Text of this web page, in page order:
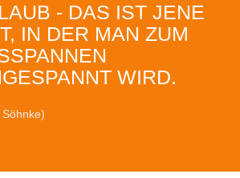
- DAS IST JENE
IN DER MAN ZUM
WIRD.